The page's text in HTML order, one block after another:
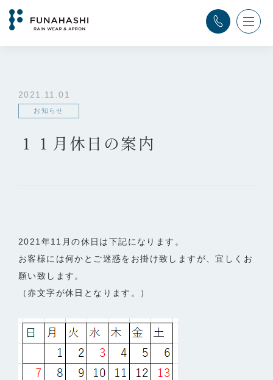
TOP
2021.11.01
お知らせ
１１月休日の案内
2021年11月の休日は下記になります。
お客様には何かとご迷惑をお掛け致しますが、宜しくお
願い致します。
（赤文字が休日となります。）